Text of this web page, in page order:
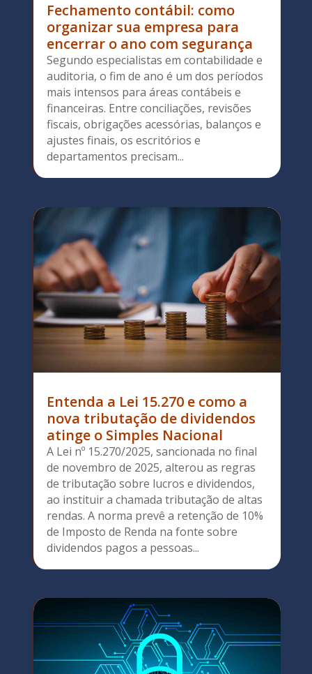
Fechamento contábil: como
organizar sua empresa para
encerrar o ano com segurança
Segundo especialistas em contabilidade e
auditoria, o fim de ano é um dos períodos
mais intensos para áreas contábeis e
financeiras. Entre conciliações, revisões
fiscais, obrigações acessórias, balanços e
ajustes finais, os escritórios e
departamentos precisam...
Entenda a Lei 15.270 e como a
nova tributação de dividendos
atinge o Simples Nacional
A Lei nº 15.270/2025, sancionada no final
de novembro de 2025, alterou as regras
de tributação sobre lucros e dividendos,
ao instituir a chamada tributação de altas
rendas. A norma prevê a retenção de 10%
de Imposto de Renda na fonte sobre
dividendos pagos a pessoas...